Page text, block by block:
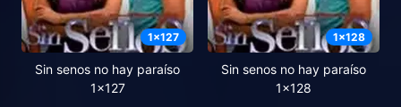
1x127
Sin senos no hay paraíso
1x127
1x128
Sin senos no hay paraíso
1x128